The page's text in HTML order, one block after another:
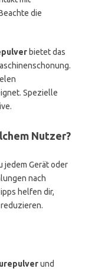
die
bietet das
Spezielle
Nutzer?
jedem Gerät oder
nach
helfen dir,
und